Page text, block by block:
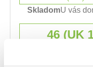
SkladomU vás
46 (UK